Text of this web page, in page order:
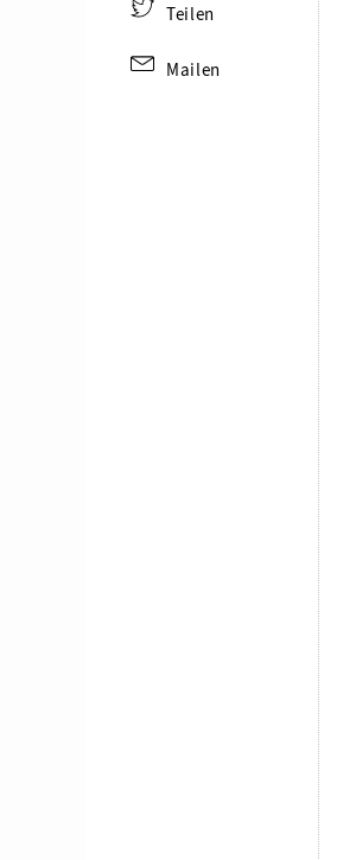
Teilen
Mailen